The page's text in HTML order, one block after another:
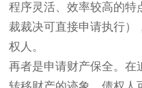
程序灵活、效率较高的特
裁裁决可直接申请执行）
权人。
再者是申请财产保全。在